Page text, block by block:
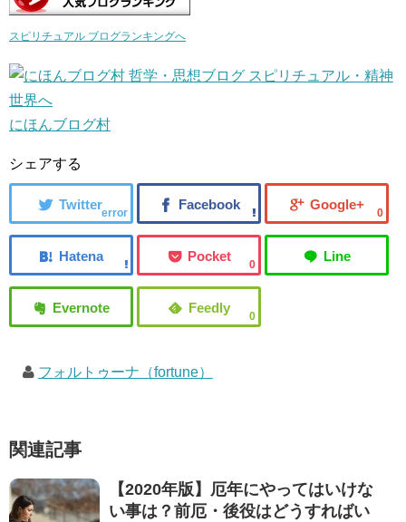
スピリチュアル ブログランキングへ
にほんブログ村
シェアする
error 0
0
0
フォルトゥーナ（fortune）
関連記事
【2020年版】厄年にやってはいけな
い事は？前厄・後役はどうすればい